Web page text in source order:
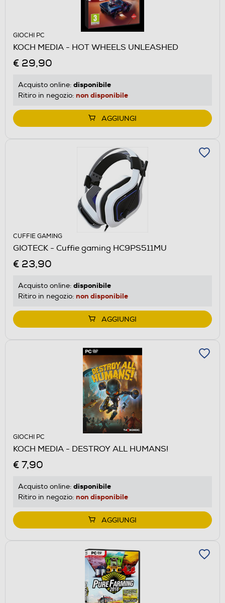
GIOCHI PC
KOCH MEDIA - HOT WHEELS UNLEASHED
€ 29,90
Acquisto online: disponibile
Ritiro in negozio: non disponibile
AGGIUNGI
CUFFIE GAMING
GIOTECK - Cuffie gaming HC9PS511MU
€ 23,90
Acquisto online: disponibile
Ritiro in negozio: non disponibile
AGGIUNGI
GIOCHI PC
KOCH MEDIA - DESTROY ALL HUMANS!
€ 7,90
Acquisto online: disponibile
Ritiro in negozio: non disponibile
AGGIUNGI